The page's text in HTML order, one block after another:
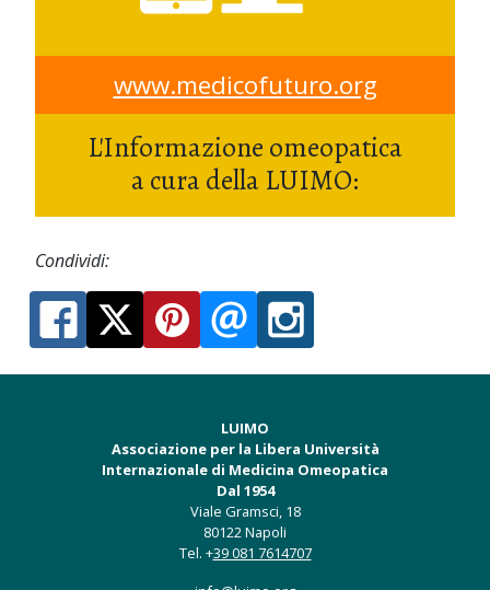
www.medicofuturo.org
L'Informazione omeopatica
a cura della LUIMO:
Condividi:
LUIMO
Associazione per la Libera Università
Internazionale di Medicina Omeopatica
Dal 1954
Viale Gramsci, 18
80122 Napoli
Tel. +39 081 7614707